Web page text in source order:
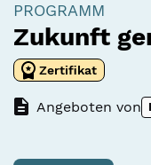
PROGRAMM
Zukunft
Zertifikat
Angeboten von